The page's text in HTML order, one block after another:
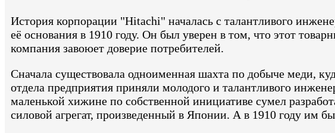
История корпорации "Hitachi" началась с талантливого
её основания в 1910 году. Он был уверен в том, что этот
компания завоюет доверие потребителей.
Сначала существовала одноименная шахта по добыче меди,
отдела предприятия приняли молодого и талантливого
маленькой хижине по собственной инициативе сумел
силовой агрегат, произведенный в Японии. А в 1910 году им